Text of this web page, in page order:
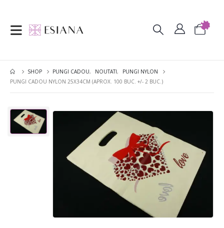
SHOP PUNGI CADOU, NOUTATI,
PUNGI NYLON
PUNGI CADOU NYLON 25X34CM (APROX. 100 BUC. +/- 2 BUC.)